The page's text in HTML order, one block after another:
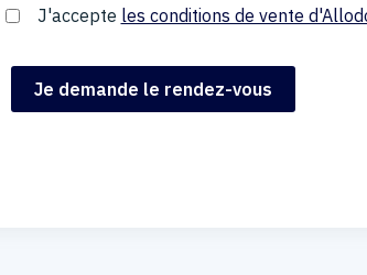
J'accepte les conditions de vente